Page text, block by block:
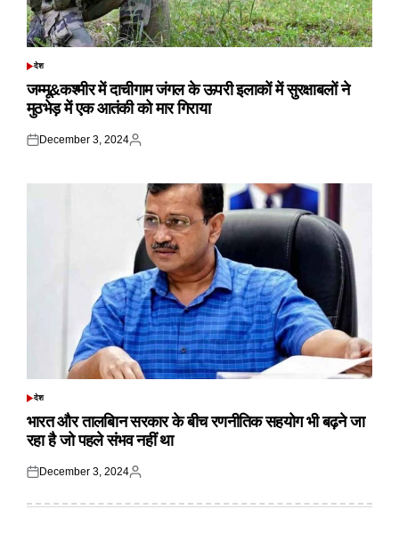
POSTED
देश
जम्मू&कश्मीर में दाचीगाम जंगल के ऊपरी इलाकों में सुरक्षाबलों ने
मुठभेड़ में एक आतंकी को मार गिराया
Posted
December 3, 2024
Posted
POSTED
देश
भारत और तालबिान सरकार के बीच रणनीतिक सहयोग भी बढ़ने जा
रहा है जो पहले संभव नहीं था
Posted
December 3, 2024
Posted